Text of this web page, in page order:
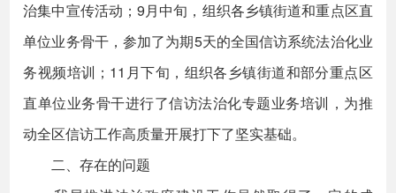
治集中宣传活动；9月中旬，组织各乡镇街道和重点区直
单位业务骨干，参加了为期5天的全国信访系统法治化业
务视频培训；11月下旬，组织各乡镇街道和部分重点区
直单位业务骨干进行了信访法治化专题业务培训，为推
动全区信访工作高质量开展打下了坚实基础。
二、存在的问题